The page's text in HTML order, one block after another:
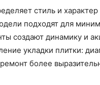
стиль и
подходят для
создают динамику и
укладки плитки:
более